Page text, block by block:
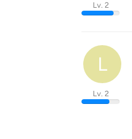
Lv. 2
L
Lv. 2